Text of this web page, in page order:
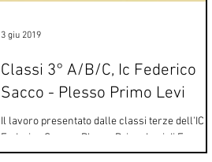
Classi 3° A/B/C, Ic Federico
Sacco - Plesso Primo Levi
Il lavoro presentato dalle classi terze dell'IC
Federico Sacco - Plesso Primo Levi di Fossano
si interroga sull'utilizzo di immagini già...
3 giu 2019